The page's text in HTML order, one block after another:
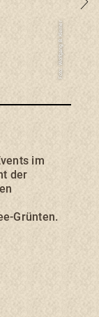
Foto: Wolfgang B. Kleiner
im
der
Grünten.
Mit